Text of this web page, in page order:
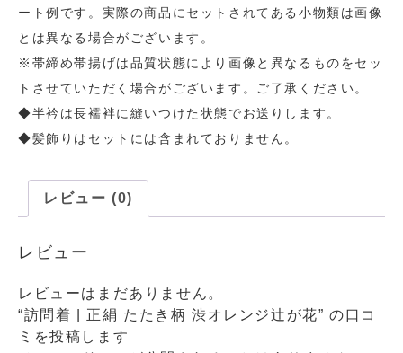
ート例です。実際の商品にセットされてある小物類は画像
とは異なる場合がございます。
※帯締め帯揚げは品質状態により画像と異なるものをセッ
トさせていただく場合がございます。ご了承ください。
◆半衿は長襦袢に縫いつけた状態でお送りします。
◆髪飾りはセットには含まれておりません。
レビュー (0)
レビュー
レビューはまだありません。
“訪問着 | 正絹 たたき柄 渋オレンジ辻が花” の口コ
ミを投稿します